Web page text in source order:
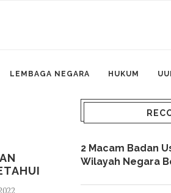
LEMBAGA NEGARA HUKUM
2 Macam Badan
Wilayah Negara